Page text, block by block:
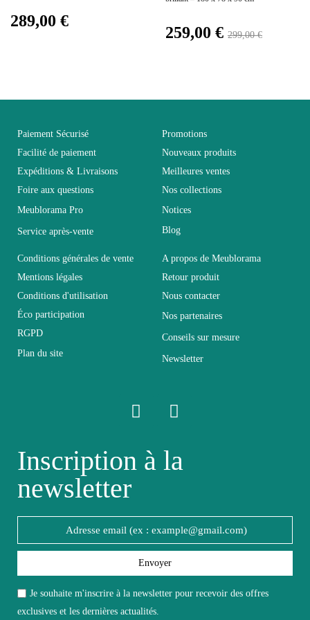
Entretien
microfibre humide
Hauteur
Profondeur
Type de
meuble
Unité par lot A l'unité
289,00 €
259,00 € 299,00 €
Paiement Sécurisé
Facilité de paiement
Expéditions & Livraisons
Foire aux questions
Meublorama Pro
Service après-vente
Promotions
Nouveaux produits
Meilleures ventes
Nos collections
Notices
Blog
Conditions générales de vente
Mentions légales
Conditions d'utilisation
Éco participation
RGPD
Plan du site
A propos de Meublorama
Retour produit
Nous contacter
Nos partenaires
Conseils sur mesure
Newsletter
Inscription à la
newsletter
Envoyer
Je souhaite m'inscrire à la newsletter pour recevoir des offres
exclusives et les dernières actualités.